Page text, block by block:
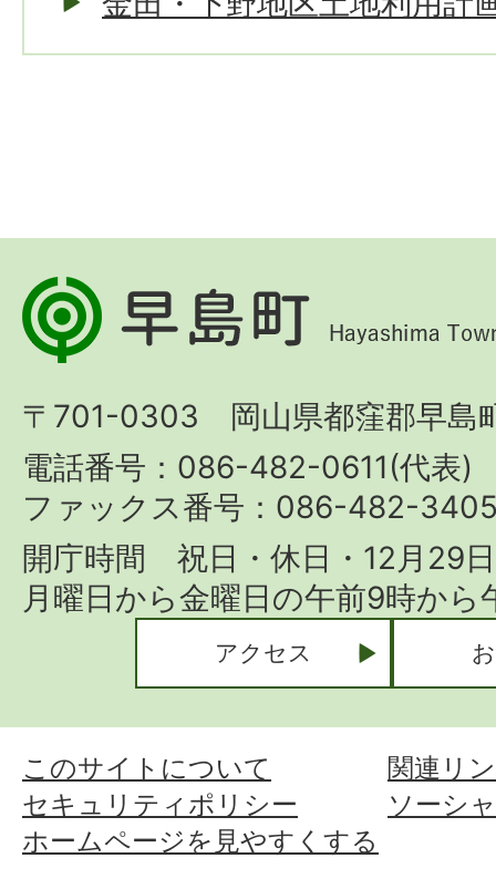
早
島
Hayashima
Town
〒701-0303 岡山県都窪郡早島
電話番号：086-482-0611(代表)
ファックス番号：086-482-
開庁時間 祝日・休日・12月29
月曜日から金曜日の午前9時か
アクセス
このサイトについて
関連リ
セキュリティポリシー
ソーシ
ホームページを見やすくする